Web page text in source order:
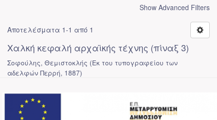
Show Advanced Filters
Αποτελέσματα 1-1 από 1
Χαλκή κεφαλή αρχαϊκής τέχνης (πίναξ 3)
Σοφούλης, Θεμιστοκλής (Εκ του τυπογραφείου των
αδελφών Περρή, 1887)